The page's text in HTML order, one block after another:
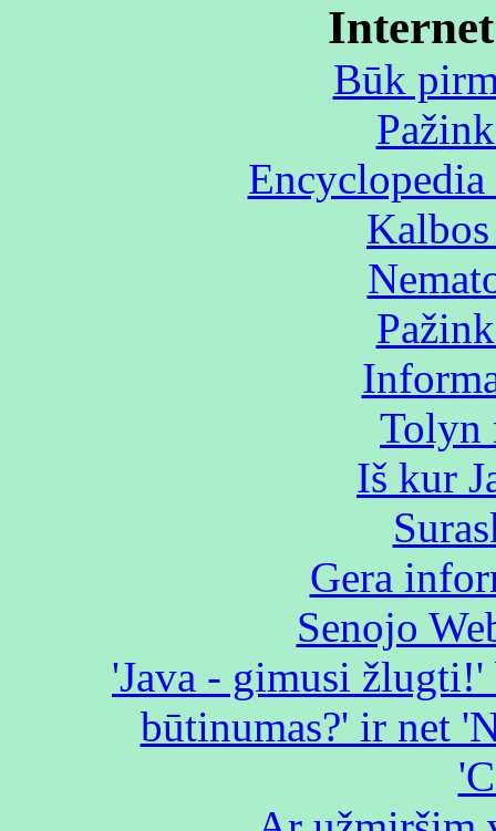
Būk
Tolyn
Iš kur
Gera
Senojo
'Java - gimusi žlugti!'
būtinumas?' ir net